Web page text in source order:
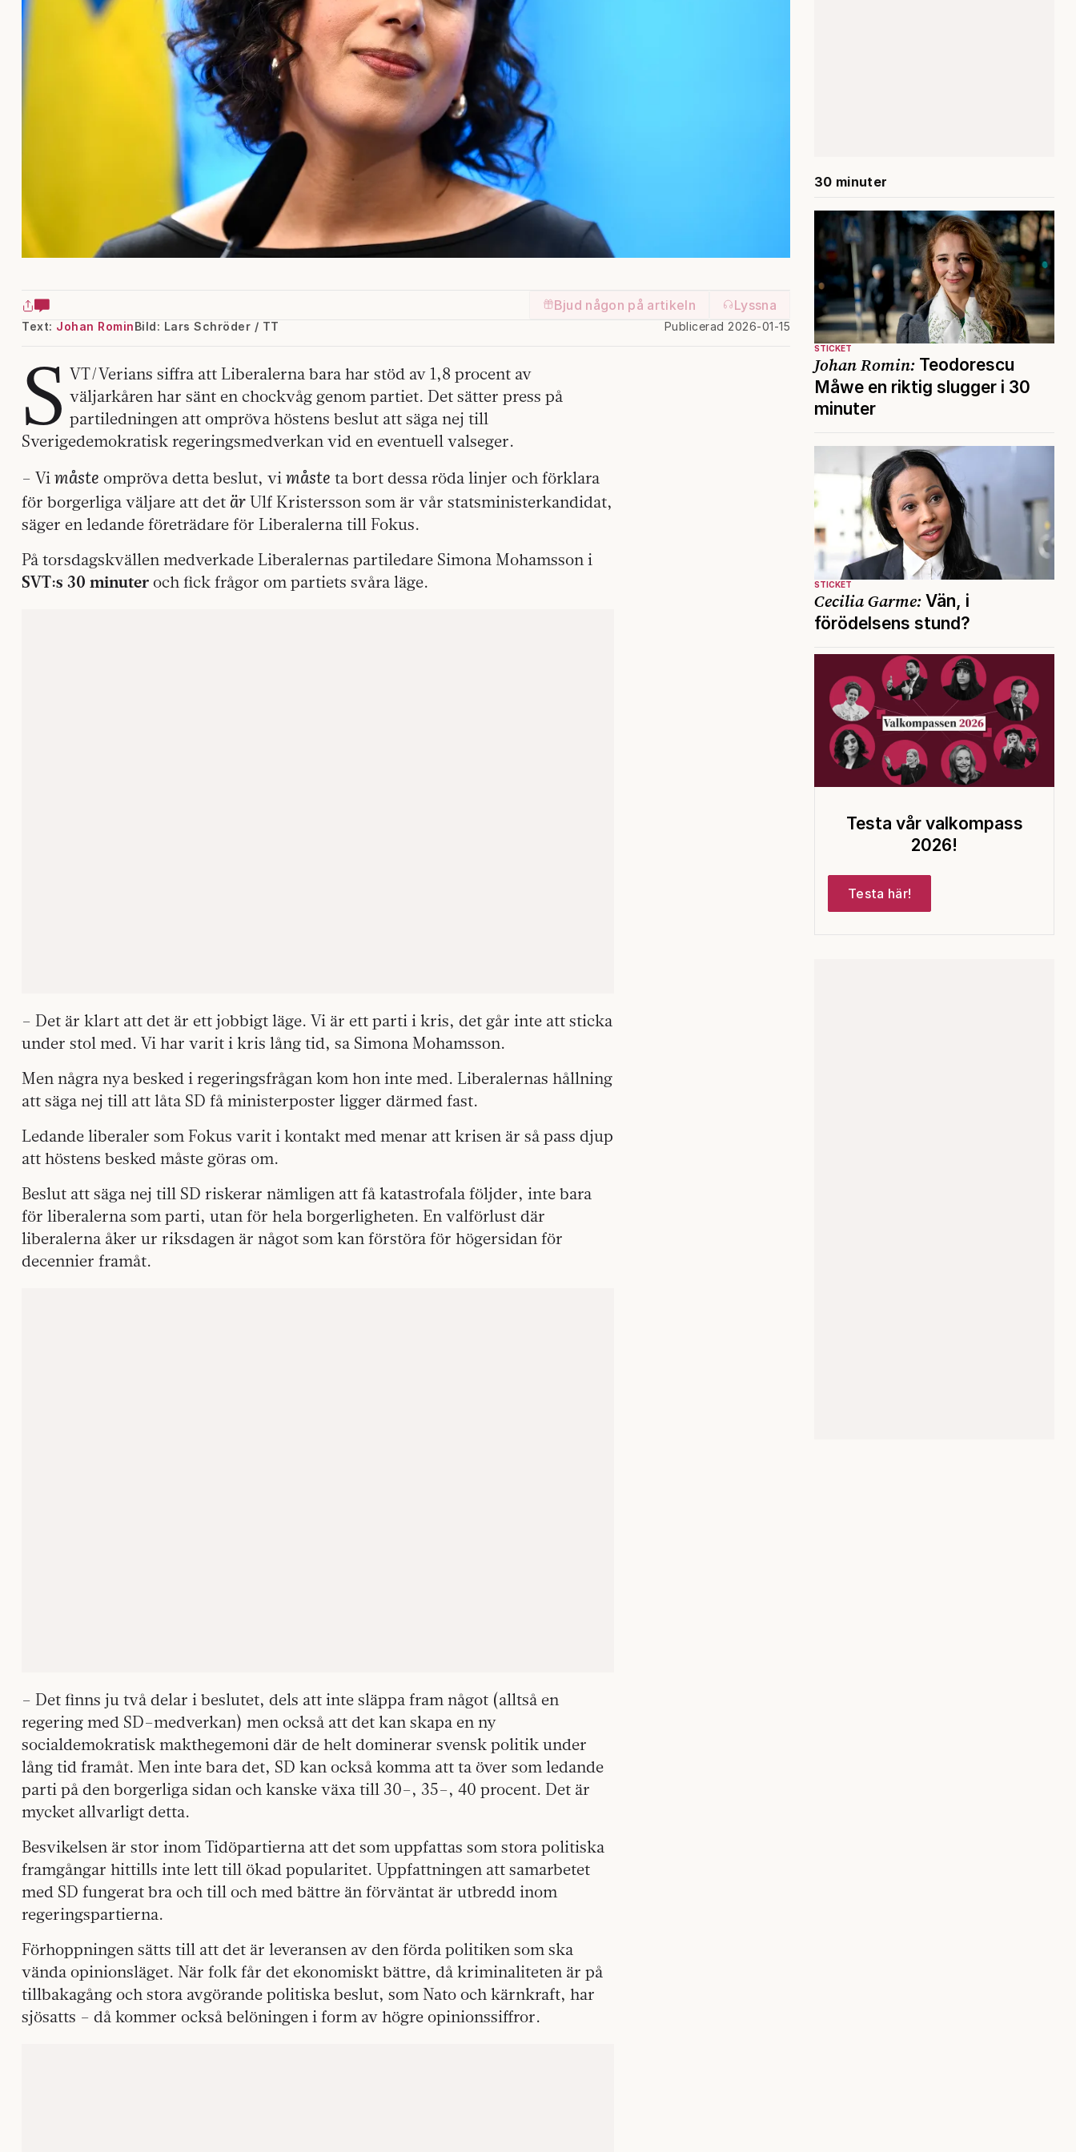
Bjud någon på artikeln Lyssna
Text: Johan Romin Publicerad 2026-01-15
Bild: Lars Schröder / TT
S VT/Verians siffra att Liberalerna bara har stöd av 1,8 procent av
väljarkåren har sänt en chockvåg genom partiet. Det sätter press på
partiledningen att ompröva höstens beslut att säga nej till
Sverigedemokratisk regeringsmedverkan vid en eventuell valseger.
– Vi måste ompröva detta beslut, vi måste ta bort dessa röda linjer och förklara
för borgerliga väljare att det är Ulf Kristersson som är vår statsministerkandidat,
säger en ledande företrädare för Liberalerna till Fokus.
På torsdagskvällen medverkade Liberalernas partiledare Simona Mohamsson i
SVT:s 30 minuter och fick frågor om partiets svåra läge.
– Det är klart att det är ett jobbigt läge. Vi är ett parti i kris, det går inte att sticka
under stol med. Vi har varit i kris lång tid, sa Simona Mohamsson.
Men några nya besked i regeringsfrågan kom hon inte med. Liberalernas hållning
att säga nej till att låta SD få ministerposter ligger därmed fast.
Ledande liberaler som Fokus varit i kontakt med menar att krisen är så pass djup
att höstens besked måste göras om.
Beslut att säga nej till SD riskerar nämligen att få katastrofala följder, inte bara
för liberalerna som parti, utan för hela borgerligheten. En valförlust där
liberalerna åker ur riksdagen är något som kan förstöra för högersidan för
decennier framåt.
– Det finns ju två delar i beslutet, dels att inte släppa fram något (alltså en
regering med SD–medverkan) men också att det kan skapa en ny
socialdemokratisk makthegemoni där de helt dominerar svensk politik under
lång tid framåt. Men inte bara det, SD kan också komma att ta över som ledande
parti på den borgerliga sidan och kanske växa till 30–, 35–, 40 procent. Det är
mycket allvarligt detta.
Besvikelsen är stor inom Tidöpartierna att det som uppfattas som stora politiska
framgångar hittills inte lett till ökad popularitet. Uppfattningen att samarbetet
med SD fungerat bra och till och med bättre än förväntat är utbredd inom
regeringspartierna.
Förhoppningen sätts till att det är leveransen av den förda politiken som ska
vända opinionsläget. När folk får det ekonomiskt bättre, då kriminaliteten är på
tillbakagång och stora avgörande politiska beslut, som Nato och kärnkraft, har
sjösatts – då kommer också belöningen i form av högre opinionssiffror.
30 minuter
STICKET
Johan Romin: Teodorescu
Måwe en riktig slugger i 30
minuter
STICKET
Cecilia Garme: Vän, i
förödelsens stund?
Testa vår valkompass
2026!
Testa här!